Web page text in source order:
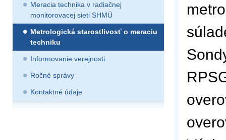
Meracia technika v radiačnej
monitorovacej sieti SHMÚ
Metrologická starostlivosť o meraciu
techniku
Informovanie verejnosti
Ročné správy
Kontaktné údaje